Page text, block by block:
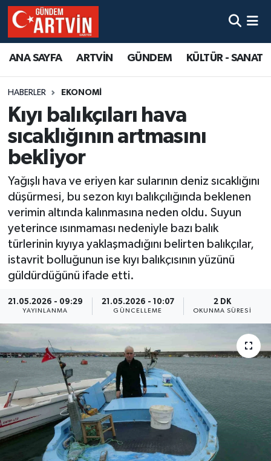
ANA SAYFA ARTVİN GÜNDEM KÜLTÜR - SANAT
HABERLER EKONOMİ
Kıyı balıkçıları hava
sıcaklığının artmasını
bekliyor
Yağışlı hava ve eriyen kar sularının deniz sıcaklığını
düşürmesi, bu sezon kıyı balıkçılığında beklenen
verimin altında kalınmasına neden oldu. Suyun
yeterince ısınmaması nedeniyle bazı balık
türlerinin kıyıya yaklaşmadığını belirten balıkçılar,
istavrit bolluğunun ise kıyı balıkçısının yüzünü
güldürdüğünü ifade etti.
21.05.2026 - 09:29
YAYINLANMA
21.05.2026 - 10:07
GÜNCELLEME
2 DK
OKUNMA SÜRESI